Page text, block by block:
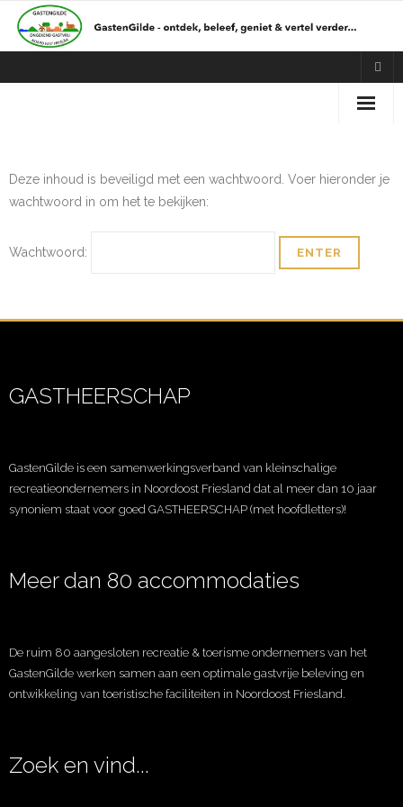
Over ons
Deze inhoud is beveiligd met een wachtwoord. Voer hieronder je
wachtwoord in om het te bekijken:
Wachtwoord:
GASTHEERSCHAP
GastenGilde is een samenwerkingsverband van kleinschalige
recreatieondernemers in Noordoost Friesland dat al meer dan 10 jaar
synoniem staat voor goed GASTHEERSCHAP (met hoofdletters)!
Meer dan 80 accommodaties
De ruim 80 aangesloten recreatie & toerisme ondernemers van het
GastenGilde werken samen aan een optimale gastvrije beleving en
ontwikkeling van toeristische faciliteiten in Noordoost Friesland.
Zoek en vind...